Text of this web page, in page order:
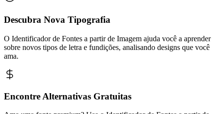
Descubra Nova Tipografia
O Identificador de Fontes a partir de Imagem ajuda você a aprender
sobre novos tipos de letra e fundições, analisando designs que você
ama.
Encontre Alternativas Gratuitas